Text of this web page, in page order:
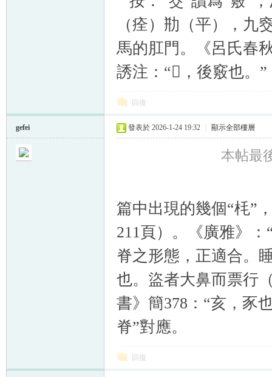
（痊）㔙（平），九
馬的肛門。《呂氏春
誘注：“𦙷，後竅也。”
回復
gefei 發表於 2026-1-24 19:32 顯示全部樓層
本帖最
篇中出現的幾個“枆”
211頁）。《廣雅》
脊之形態，正適合。
也。盜者大鼻而票行
書》簡378：“亥，豕
脊”對應。
回復